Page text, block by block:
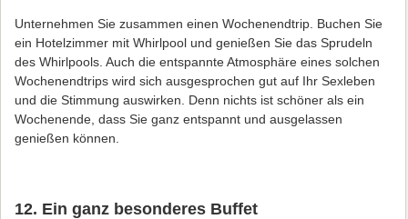
Unternehmen Sie zusammen einen Wochenendtrip. Buchen Sie
ein Hotelzimmer mit Whirlpool und genießen Sie das Sprudeln
des Whirlpools. Auch die entspannte Atmosphäre eines solchen
Wochenendtrips wird sich ausgesprochen gut auf Ihr Sexleben
und die Stimmung auswirken. Denn nichts ist schöner als ein
Wochenende, dass Sie ganz entspannt und ausgelassen
genießen können.
12. Ein ganz besonderes Buffet